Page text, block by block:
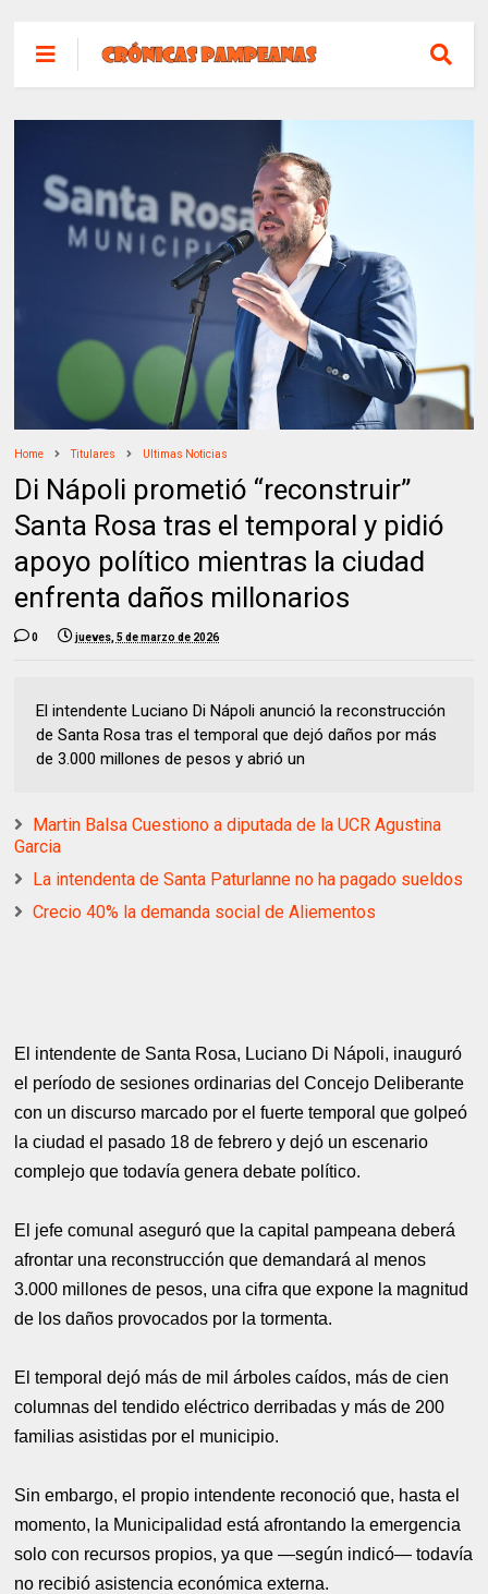
Home Titulares Ultimas Noticias
Di Nápoli prometió “reconstruir”
Santa Rosa tras el temporal y pidió
apoyo político mientras la ciudad
enfrenta daños millonarios
0 jueves, 5 de marzo de 2026
El intendente Luciano Di Nápoli anunció la reconstrucción
de Santa Rosa tras el temporal que dejó daños por más
de 3.000 millones de pesos y abrió un
Martin Balsa Cuestiono a diputada de la UCR Agustina
Garcia
La intendenta de Santa Paturlanne no ha pagado sueldos
Crecio 40% la demanda social de Aliementos
El intendente de Santa Rosa, Luciano Di Nápoli, inauguró
el período de sesiones ordinarias del Concejo Deliberante
con un discurso marcado por el fuerte temporal que golpeó
la ciudad el pasado 18 de febrero y dejó un escenario
complejo que todavía genera debate político.
El jefe comunal aseguró que la capital pampeana deberá
afrontar una reconstrucción que demandará al menos
3.000 millones de pesos, una cifra que expone la magnitud
de los daños provocados por la tormenta.
El temporal dejó más de mil árboles caídos, más de cien
columnas del tendido eléctrico derribadas y más de 200
familias asistidas por el municipio.
Sin embargo, el propio intendente reconoció que, hasta el
momento, la Municipalidad está afrontando la emergencia
solo con recursos propios, ya que —según indicó— todavía
no recibió asistencia económica externa.